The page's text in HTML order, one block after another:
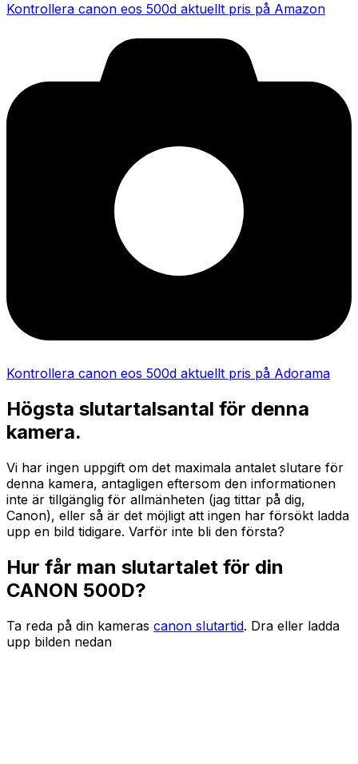
Kontrollera canon eos 500d aktuellt pris på Amazon
Kontrollera canon eos 500d aktuellt pris på Adorama
Högsta slutartalsantal för denna
kamera.
Vi har ingen uppgift om det maximala antalet slutare för
denna kamera, antagligen eftersom den informationen
inte är tillgänglig för allmänheten (jag tittar på dig,
Canon), eller så är det möjligt att ingen har försökt ladda
upp en bild tidigare. Varför inte bli den första?
Hur får man slutartalet för din
CANON 500D?
Ta reda på din kameras canon slutartid. Dra eller ladda
upp bilden nedan